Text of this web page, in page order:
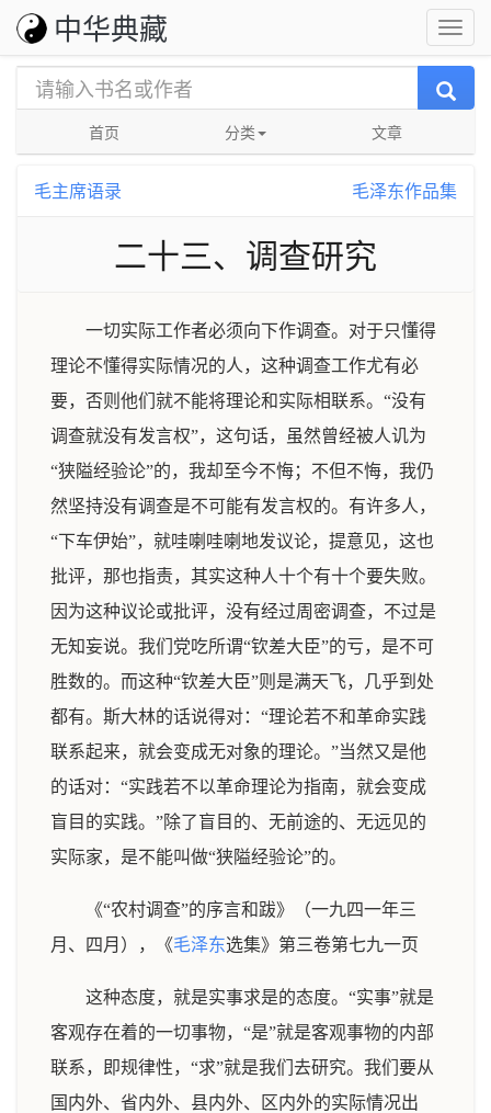
中华典藏
首页 分类 文章
毛主席语录 毛泽东作品集
二十三、调查研究
一切实际工作者必须向下作调查。对于只懂得
理论不懂得实际情况的人，这种调查工作尤有必
要，否则他们就不能将理论和实际相联系。“没有
调查就没有发言权”，这句话，虽然曾经被人讥为
“狭隘经验论”的，我却至今不悔；不但不悔，我仍
然坚持没有调查是不可能有发言权的。有许多人，
“下车伊始”，就哇喇哇喇地发议论，提意见，这也
批评，那也指责，其实这种人十个有十个要失败。
因为这种议论或批评，没有经过周密调查，不过是
无知妄说。我们党吃所谓“钦差大臣”的亏，是不可
胜数的。而这种“钦差大臣”则是满天飞，几乎到处
都有。斯大林的话说得对：“理论若不和革命实践
联系起来，就会变成无对象的理论。”当然又是他
的话对：“实践若不以革命理论为指南，就会变成
盲目的实践。”除了盲目的、无前途的、无远见的
实际家，是不能叫做“狭隘经验论”的。
《“农村调查”的序言和跋》（一九四一年三
月、四月），《毛泽东选集》第三卷第七九一页
这种态度，就是实事求是的态度。“实事”就是
客观存在着的一切事物，“是”就是客观事物的内部
联系，即规律性，“求”就是我们去研究。我们要从
国内外、省内外、县内外、区内外的实际情况出